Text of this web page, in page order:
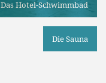
Das Hotel-Schwimmbad
Die Sauna